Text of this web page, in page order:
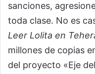
sanciones,
toda clase. No es
Leer Lolita en
millones de copias
del proyecto «Eje